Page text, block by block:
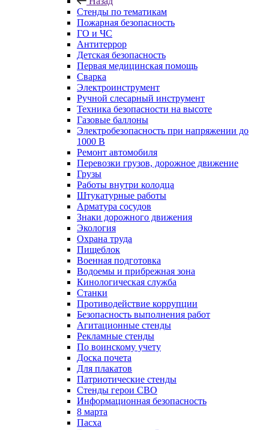
Стенды по тематикам
Пожарная безопасность
ГО и ЧС
Антитеррор
Детская безопасность
Первая медицинская помощь
Сварка
Электроинструмент
Ручной слесарный инструмент
Техника безопасности на высоте
Газовые баллоны
Электробезопасность при напряжении до
1000 В
Ремонт автомобиля
Перевозки грузов, дорожное движение
Грузы
Работы внутри колодца
Штукатурные работы
Арматура сосудов
Знаки дорожного движения
Экология
Охрана труда
Пищеблок
Военная подготовка
Водоемы и прибрежная зона
Кинологическая служба
Станки
Противодействие коррупции
Безопасность выполнения работ
Агитационные стенды
Рекламные стенды
По воинскому учету
Доска почета
Для плакатов
Патриотические стенды
Стенды герои СВО
Информационная безопасность
8 марта
Пасха